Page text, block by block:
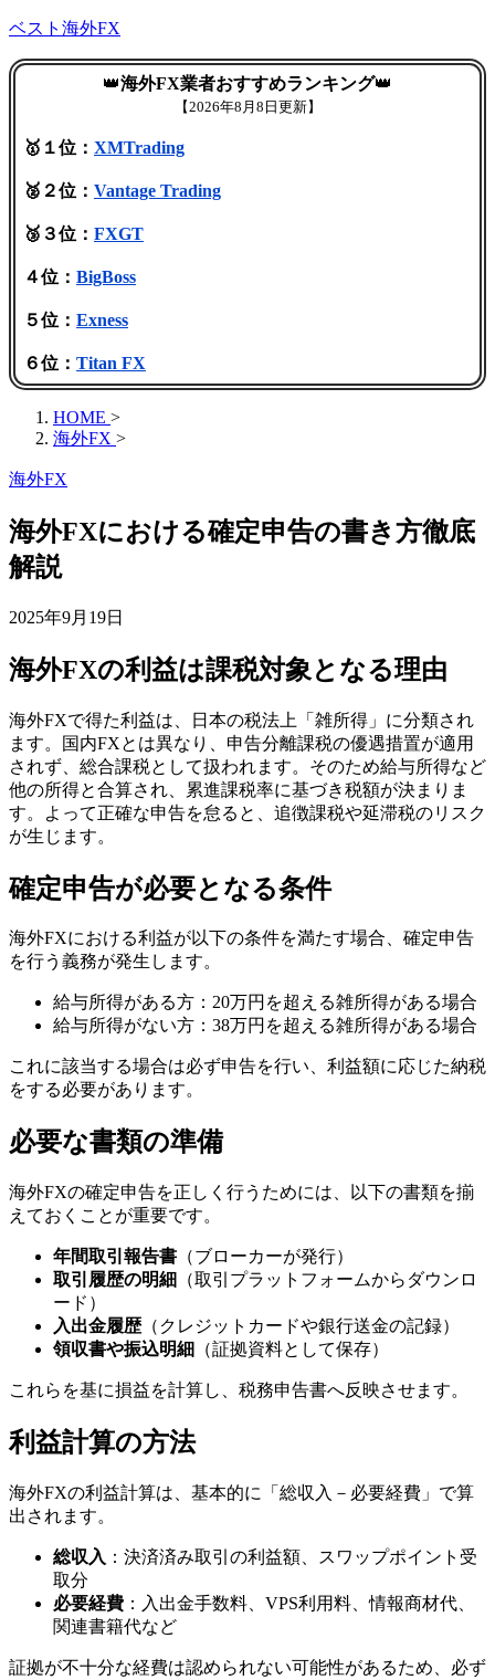
ベスト海外FX
👑海外FX業者おすすめランキング👑
【2026年8月8日更新】
🥇１位： XMTrading
🥈２位： Vantage Trading
🥉３位： FXGT
４位： BigBoss
５位： Exness
６位： Titan FX
HOME >
海外FX >
海外FX
海外FXにおける確定申告の書き方徹底
解説
2025年9月19日
海外FXの利益は課税対象となる理由
海外FXで得た利益は、日本の税法上「雑所得」に分類され
ます。国内FXとは異なり、申告分離課税の優遇措置が適用
されず、総合課税として扱われます。そのため給与所得など
他の所得と合算され、累進課税率に基づき税額が決まりま
す。よって正確な申告を怠ると、追徴課税や延滞税のリスク
が生じます。
確定申告が必要となる条件
海外FXにおける利益が以下の条件を満たす場合、確定申告
を行う義務が発生します。
給与所得がある方：20万円を超える雑所得がある場合
給与所得がない方：38万円を超える雑所得がある場合
これに該当する場合は必ず申告を行い、利益額に応じた納税
をする必要があります。
必要な書類の準備
海外FXの確定申告を正しく行うためには、以下の書類を揃
えておくことが重要です。
年間取引報告書 （ブローカーが発行）
取引履歴の明細
（取引プラットフォームからダウンロ
ード）
入出金履歴（クレジットカードや銀行送金の記録）
領収書や振込明細
（証拠資料として保存）
これらを基に損益を計算し、税務申告書へ反映させます。
利益計算の方法
海外FXの利益計算は、基本的に「総収入－必要経費」で算
出されます。
総収入 ：決済済み取引の利益額、スワップポイント受
取分
必要経費 ：入出金手数料、VPS利用料、情報商材代、
関連書籍代など
証拠が不十分な経費は認められない可能性があるため、必ず